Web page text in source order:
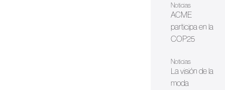
Noticias
ACME
participa en la
COP25
Noticias
La visión de la
moda